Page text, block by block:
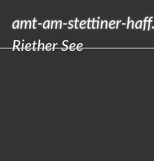
Erweiterte Suche
amt-am-stettiner-
Riether See